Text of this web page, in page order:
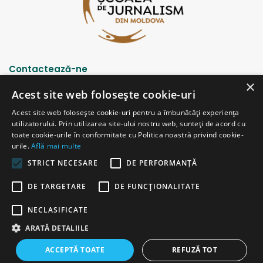
Contactează-ne
Strada Șciusev, 53
2012 Chișinău, Republica Moldova
tel: (+373 22) 213652, 227539
fax: (+373 22) 226681
Email: redactia@ijc.md
FacebookYouTubeInstagramTelegram
×
Acest site web folosește cookie-uri
Acest site web folosește cookie-uri pentru a îmbunătăți experiența
utilizatorului. Prin utilizarea site-ului nostru web, sunteți de acord cu
toate cookie-urile în conformitate cu Politica noastră privind cookie-
urile.Află mai multe
STRICT NECESARE
DE PERFORMANȚĂ
DE TARGETARE DE FUNCŢIONALITATE
NECLASIFICATE
ARATĂ DETALIILE
ACCEPTĂ TOATE REFUZĂ TOT